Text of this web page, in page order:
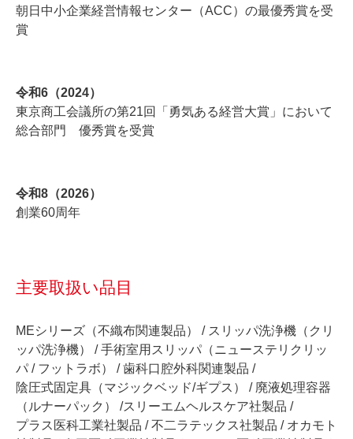
朝日中小企業経営情報センター（ACC）の最優秀賞を受
賞
令和6（2024）
東京商工会議所の第21回「勇気ある経営大賞」において
総合部門 優秀賞を受賞
令和8（2026）
創業60周年
主要取扱い品目
MEシリーズ（不織布関連製品） / スリッパ洗浄機（クリ
ッパ洗浄機） / 手術室用スリッパ（ニューステリクリッ
パ / フットラボ） / 歯科口腔外科関連製品 /
陰圧式固定具（マジックベッド/ギプス） / 廃液処理容器
（ルナーパック） /スリーエムヘルスケア社製品 /
プラス医科工業社製品 / 不二ラテックス社製品 / オカモト